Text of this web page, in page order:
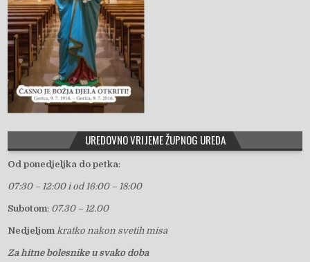
UREDOVNO VRIJEME ŽUPNOG UREDA
Od ponedjeljka do petka:
07:30 – 12:00 i od 16:00 – 18:00
Subotom: 07.30 – 12.00
Nedjeljom kratko nakon svetih misa
Za hitne bolesnike u svako doba